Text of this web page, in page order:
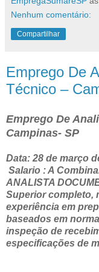
Nenhum comentário:
Compartilhar
Emprego De
Técnico –
Emprego De
Campinas- SP
Data: 28 de março
Salario : A
ANALISTA
Superior completo,
experiência em
baseados em
inspeção de
especificações de